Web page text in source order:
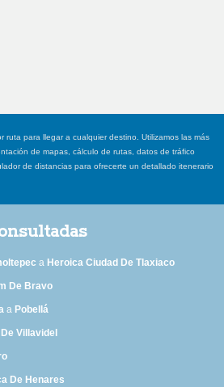
ruta para llegar a cualquier destino. Utilizamos las más
de mapas, cálculo de rutas, datos de tráfico
de distancias para ofrecerte un detallado itenerario
a Heroica Ciudad De Tlaxiaco
De Bravo
a Pobellá
Villavidel
De Henares